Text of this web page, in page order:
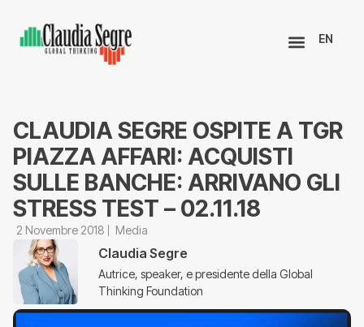
EN
CLAUDIA SEGRE OSPITE A TGR
PIAZZA AFFARI: ACQUISTI
SULLE BANCHE: ARRIVANO GLI
STRESS TEST – 02.11.18
2 Novembre 2018 Media
Claudia Segre
Autrice, speaker, e presidente della Global
Thinking Foundation